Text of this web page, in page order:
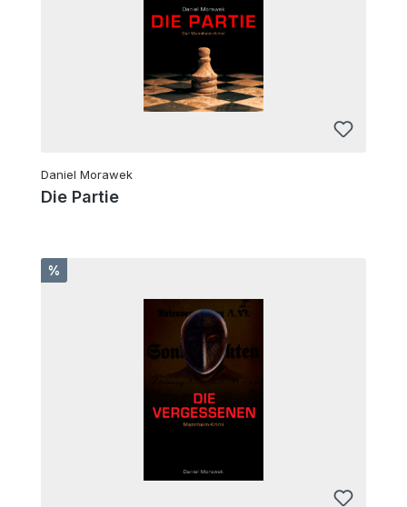
Daniel Morawek
Die Partie
Rabatt
%